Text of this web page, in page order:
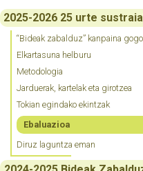
2025-2026 25 urte
“Bideak zabalduz” kanpaina
Elkartasuna helburu
Metodologia
Jarduerak, kartelak eta girotzea
Tokian egindako ekintzak
Ebaluazioa
Diruz laguntza eman